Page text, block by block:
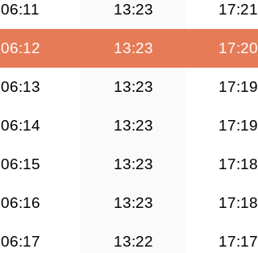
06:11 13:23 17:21
06:12 13:23 17:20
06:13 13:23 17:19
06:14 13:23 17:19
06:15 13:23 17:18
06:16 13:23 17:18
06:17 13:22 17:17